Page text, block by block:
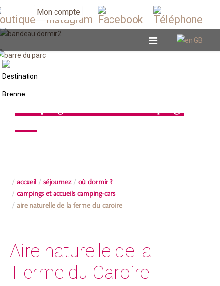
Mon compte
accueil séjournez où dormir ?
campings et accueils camping-cars
aire naturelle de la ferme du caroire
Aire naturelle de la
Ferme du Caroire